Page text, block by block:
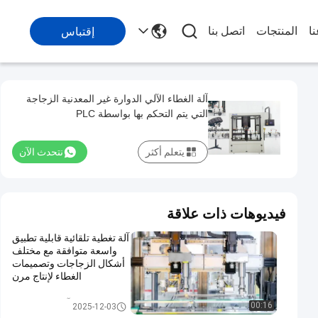
المنتجات اتصل بنا إقتباس
آلة الغطاء الآلي الدوارة غير المعدنية الزجاجة
التي يتم التحكم بها بواسطة PLC
نتحدث الآن يتعلم أكثر
فيديوهات ذات علاقة
00:16
آلة تغطية تلقائية قابلية تطبيق
واسعة متوافقة مع مختلف
أشكال الزجاجات وتصميمات
الغطاء لإنتاج مرن
2025-12-03